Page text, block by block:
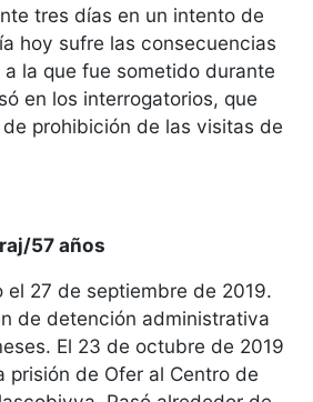
tres días en un intento de
hoy sufre las consecuencias
la que fue sometido durante
en los interrogatorios, que
prohibición de las visitas de
57 años
el 27 de septiembre de 2019.
de detención administrativa
El 23 de octubre de 2019
prisión de Ofer al Centro de